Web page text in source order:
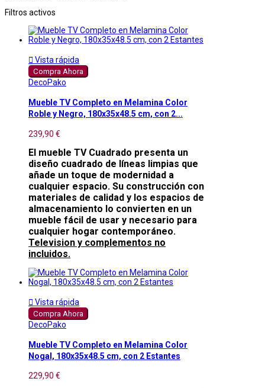
Filtros activos
 Vista rápida
Compra Ahora
DecoPako
Mueble TV Completo en Melamina Color
Roble y Negro, 180x35x48.5 cm, con 2...
239,90 €
El mueble TV Cuadrado presenta un
diseño cuadrado de líneas limpias que
añade un toque de modernidad a
cualquier espacio. Su construcción con
materiales de calidad y los espacios de
almacenamiento lo convierten en un
mueble fácil de usar y necesario para
cualquier hogar contemporáneo.
Television y complementos no
incluidos.
 Vista rápida
Compra Ahora
DecoPako
Mueble TV Completo en Melamina Color
Nogal, 180x35x48.5 cm, con 2 Estantes
229,90 €